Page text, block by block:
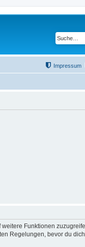
Impressum
Funktionen
Regelungen, bevor du